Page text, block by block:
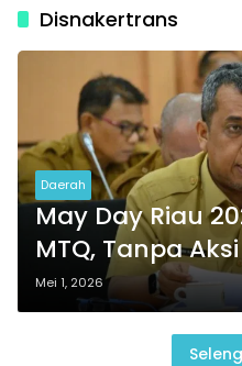
Disnakertrans
Daerah
May Day Riau
MTQ, Tanpa
Mei 1, 2026